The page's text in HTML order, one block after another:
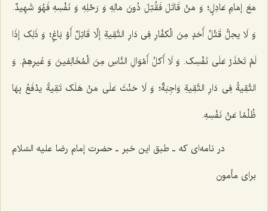
مَعَ إمَامِ عَادِلٍ؛ وَ مَنْ قَاتَلَ فَقُتِلَ دُونَ مَالِهِ وَ رَحْلِهِ وَ نَفْسِهِ فَهُوَ شَهِیدٌ.
وَ لَا یحِلُّ قَتْلُ أَحَدٍ مِنَ الْکفَّارِ فِى دَارِ التَّقِیةِ إلَّا قَاتِلٌ أَوْ بَاغٍ؛ وَ ذَلِک إذَا
لَمْ تَحْذَرْ عَلَى نَفْسِک. وَ لَا أَکلُ أَمْوَالِ النَّاسِ مِنَ الْمُخَالِفینَ وَ غَیرِهِمْ. وَ
التَّقِیةُ فِى دَارِ التَّقِیةِ وَاجِبَةٌ؛ وَ لَا حَنْثَ عَلَى مَنْ هَلَک تَقِیةً یدْفَعُ بِهَا
ظُلْمًا عَنْ نَفْسِهِ.
در نامه‌اى كه ـ طبق این خبر ـ حضرت إمام رضا علیه السّلام
براى مأمون‌